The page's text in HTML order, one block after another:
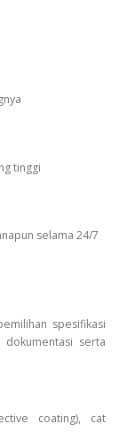
tinggi
selama 24/7
spesifikasi
dokumentasi serta
coating), cat